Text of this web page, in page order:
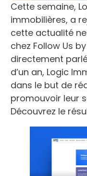
Cette semaine,
immobilières, a
cette actualité
chez Follow Us
directement
d’un an, Logic
dans le but de
promouvoir leur
Découvrez le